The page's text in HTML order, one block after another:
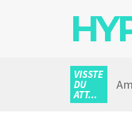
VISSTE
DU
ATT...